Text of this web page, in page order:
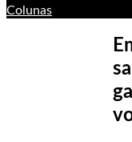
Colunas